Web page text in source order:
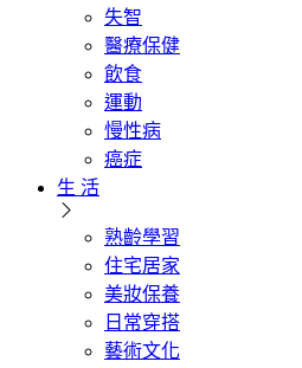
失智
醫療保健
飲食
運動
慢性病
癌症
生 活
熟齡學習
住宅居家
美妝保養
日常穿搭
藝術文化